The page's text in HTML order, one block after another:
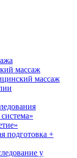
массаж
массаж
подготовка +
у